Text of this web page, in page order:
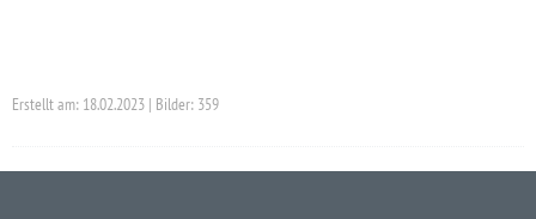
Erstellt am: 18.02.2023 | Bilder: 359